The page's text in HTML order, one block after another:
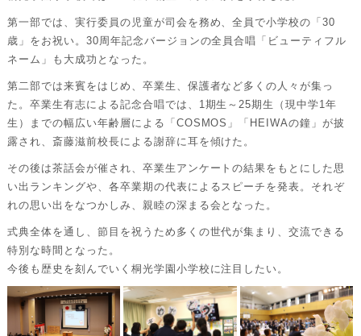
第一部では、実行委員の児童が司会を務め、全員で小学校の「30
歳」をお祝い。30周年記念バージョンの全員合唱「ビューティフル
ネーム」も大成功となった。
第二部では来賓をはじめ、卒業生、保護者など多くの人々が集っ
た。卒業生有志による記念合唱では、1期生～25期生（現中学1年
生）までの幅広い年齢層による「COSMOS」「HEIWAの鐘」が披
露され、斎藤滋前校長による謝辞に耳を傾けた。
その後は茶話会が催され、卒業生アンケートの結果をもとにした思
い出ランキングや、各卒業期の代表によるスピーチを発表。それぞ
れの思い出をなつかしみ、親睦の深まる会となった。
式典全体を通し、節目を祝うため多くの世代が集まり、交流できる
特別な時間となった。
今後も歴史を刻んでいく桐光学園小学校に注目したい。